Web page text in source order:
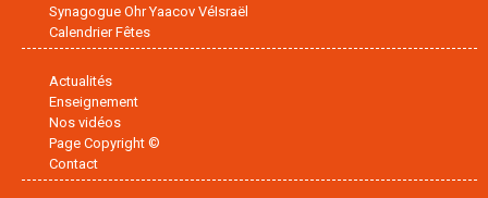
Synagogue Ohr Yaacov VéIsraël
Calendrier Fêtes
Actualités
Enseignement
Nos vidéos
Page Copyright ©
Contact